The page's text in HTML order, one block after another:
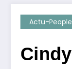
Actu-People